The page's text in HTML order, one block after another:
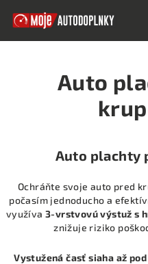
Auto
Auto plachty
Ochráňte svoje auto pred
počasím jednoducho a
využíva 3-vrstvovú výstuž s
znižuje riziko
Vystužená časť siaha až